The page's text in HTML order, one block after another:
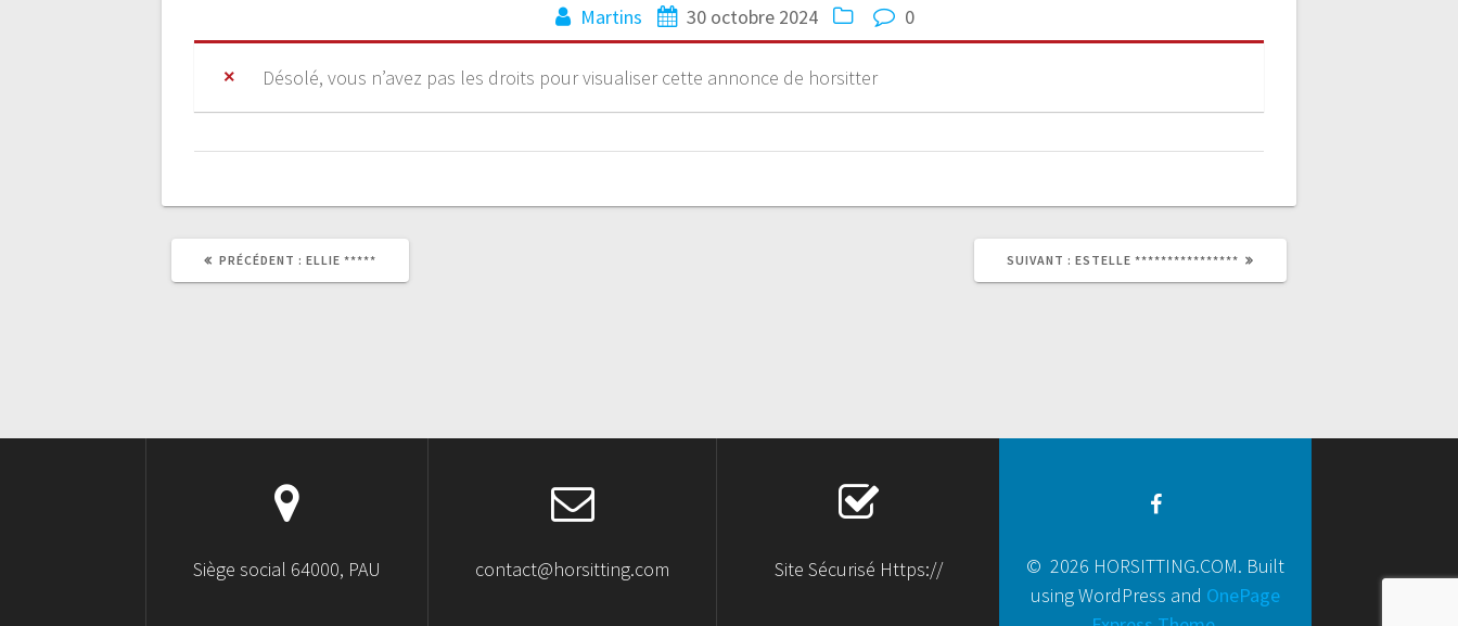
Martins 30 octobre 2024 0
Désolé, vous n’avez pas les droits pour visualiser cette annonce de horsitter
PRÉCÉDENT : ELLIE ***** SUIVANT : ESTELLE ****************
Siège social 64000, PAU contact@horsitting.com Site Sécurisé Https://
© 2026 HORSITTING.COM. Built
using WordPress and OnePage